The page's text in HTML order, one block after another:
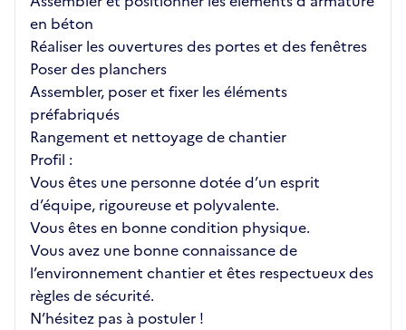
en béton
Réaliser les ouvertures des portes et des fenêtres
Poser des planchers
Assembler, poser et fixer les éléments
préfabriqués
Rangement et nettoyage de chantier
Profil :
Vous êtes une personne dotée d’un esprit
d’équipe, rigoureuse et polyvalente.
Vous êtes en bonne condition physique.
Vous avez une bonne connaissance de
l’environnement chantier et êtes respectueux des
règles de sécurité.
N’hésitez pas à postuler !